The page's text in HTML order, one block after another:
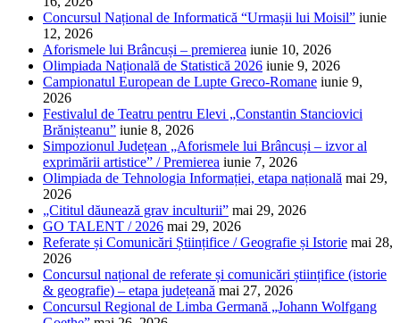
Concursul Național de Informatică “Urmașii lui Moisil” iunie
12, 2026
Aforismele lui Brâncuși – premierea iunie 10, 2026
Olimpiada Națională de Statistică 2026 iunie 9, 2026
Campionatul European de Lupte Greco-Romane iunie 9,
2026
Festivalul de Teatru pentru Elevi „Constantin Stanciovici
Brănișteanu” iunie 8, 2026
Simpozionul Județean „Aforismele lui Brâncuși – izvor al
exprimării artistice” / Premierea iunie 7, 2026
Olimpiada de Tehnologia Informației, etapa națională mai 29,
2026
„Cititul dăunează grav inculturii” mai 29, 2026
GO TALENT / 2026 mai 29, 2026
Referate și Comunicări Științifice / Geografie și Istorie mai 28,
2026
Concursul național de referate și comunicări științifice (istorie
& geografie) – etapa județeană mai 27, 2026
Concursul Regional de Limba Germană „Johann Wolfgang